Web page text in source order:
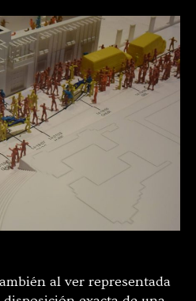
al ver representada